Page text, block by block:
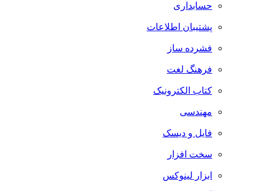
حسابداری
پشتیبان اطلاعات
فشرده ساز
فرهنگ لغت
کتاب الکترونیک
مهندسی
فایل و دیسک
سخت افزار
ابزار لینوکس